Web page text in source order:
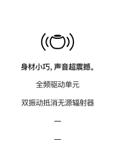
身材小巧，声音超震撼。
全频驱动单元
双振动抵消无源辐射器
—
—